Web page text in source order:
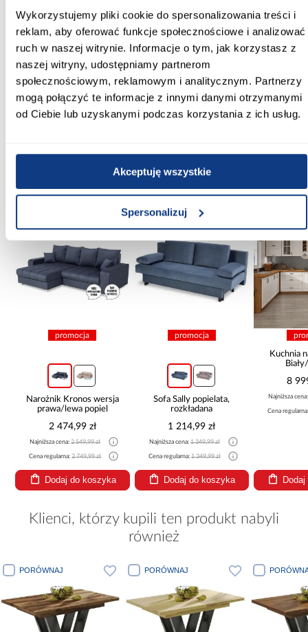
Wykorzystujemy pliki cookie do spersonalizowania treści i
reklam, aby oferować funkcje społecznościowe i analizować
ruch w naszej witrynie. Informacje o tym, jak korzystasz z
naszej witryny, udostępniamy partnerom
społecznościowym, reklamowym i analitycznym. Partnerzy
mogą połączyć te informacje z innymi danymi otrzymanymi
od Ciebie lub uzyskanymi podczas korzystania z ich usług.
Akceptuję wszystkie
Spersonalizuj
płyta wiórowa laminowana
Materiał blatu:
płyta wiórowa laminowana
Rozkładany blat:
rozkładany
Inni Klienci sprawdzali również
promocja
Narożnik Kronos wersja
prawa/lewa popiel
2 474,99 zł
Najniższa cena:2 549,99 zł
Cena regularna:2 749,99 zł
Dodaj do koszyka
promocja
Sofa Sally popielata,
rozkładana
1 214,99 zł
Najniższa cena:1 349,99 zł
Cena regularna:1 349,99 zł
Dodaj do koszyka
Kuchnia
8
Najniższa
Cena
Klienci, którzy kupili ten produkt nabyli
również
PORÓWNAJ PORÓWNAJ